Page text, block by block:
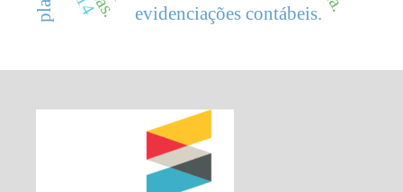
evidenciações contábeis.